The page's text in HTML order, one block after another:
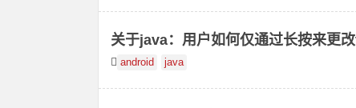
关于java：用户如何仅通过长按来更
android java